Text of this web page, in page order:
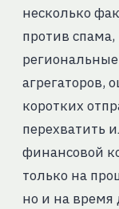
несколько
против
агрегаторов,
коротких
перехватить
финансовой
только на
но и на время